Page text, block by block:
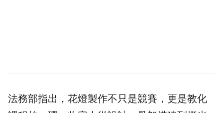
法務部指出，花燈製作不只是競賽，更是教化